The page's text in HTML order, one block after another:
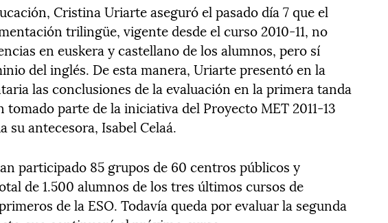
Cristina Uriarte aseguró el pasado día 7 que el
trilingüe, vigente desde el curso 2010-11, no
en euskera y castellano de los alumnos, pero sí
del inglés. De esta manera, Uriarte presentó en la
las conclusiones de la evaluación en la primera tanda
tomado parte de la iniciativa del Proyecto MET 2011-13
su antecesora, Isabel Celaá.
participado 85 grupos de 60 centros públicos y
de 1.500 alumnos de los tres últimos cursos de
de la ESO. Todavía queda por evaluar la segunda